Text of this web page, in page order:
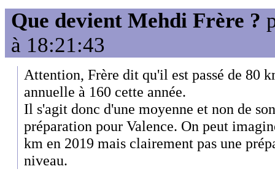
Que devient Mehdi Frère ?
à 18:21:43
Attention, Frère dit qu'il est passé de 80
annuelle à 160 cette année.
Il s'agit donc d'une moyenne et non de
préparation pour Valence. On peut
km en 2019 mais clairement pas une
niveau.